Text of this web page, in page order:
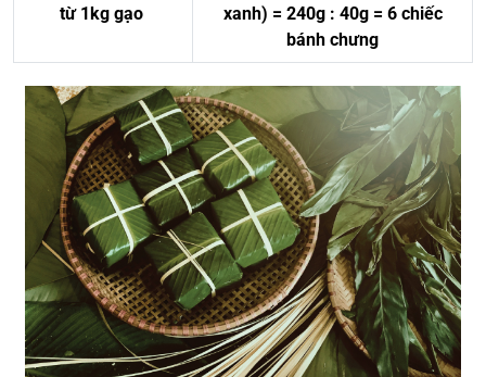
từ 1kg gạo
xanh) = 240g : 40g = 6 chiếc
bánh chưng